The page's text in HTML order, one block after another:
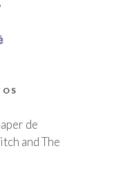
de
and The